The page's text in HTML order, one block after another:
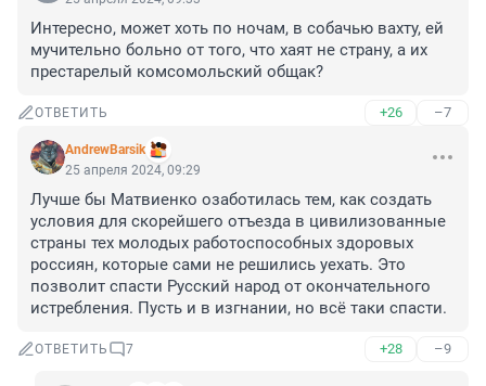
Интересно, может хоть по ночам, в собачью вахту, ей
мучительно больно от того, что хаят не страну, а их
престарелый комсомольский общак?
ОТВЕТИТЬ +26 –7
AndrewBarsik
25 апреля 2024, 09:29
Лучше бы Матвиенко озаботилась тем, как создать
условия для скорейшего отъезда в цивилизованные
страны тех молодых работоспособных здоровых
россиян, которые сами не решились уехать. Это
позволит спасти Русский народ от окончательного
истребления. Пусть и в изгнании, но всё таки спасти.
ОТВЕТИТЬ 7 +28 –9